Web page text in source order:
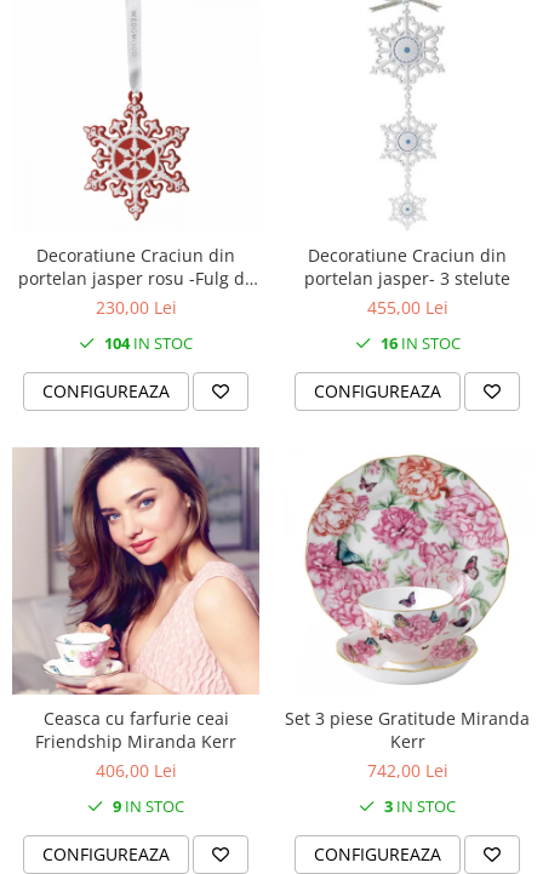
Renaissance Grey
CHIQUE STRIPES GALBEN
CHIQUE GALBEN
Decoratiune Craciun din
portelan jasper rosu -Fulg de
nea neoclassic
230,00 Lei
104IN STOC
CONFIGUREAZA
Decoratiune Craciun din
portelan jasper- 3 stelute
455,00 Lei
16IN STOC
CONFIGUREAZA
Ceasca cu farfurie ceai
Friendship Miranda Kerr
406,00 Lei
9 IN STOC
CONFIGUREAZA
Set 3 piese Gratitude Miranda
Kerr
742,00 Lei
3 IN STOC
CONFIGUREAZA